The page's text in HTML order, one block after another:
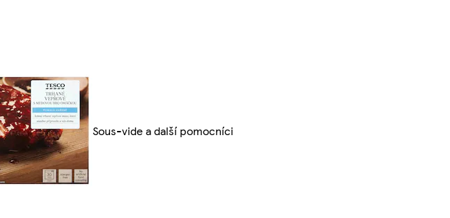
Sous-vide a další pomocníci